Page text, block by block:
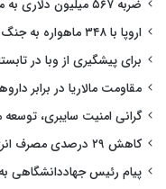
ضربه ۵۶۷ میلیون دلاری به متا؛ اینستاگرام زیر تیغ دادگاه
اروپا با ۳۴۸ ماهواره به جنگ انحصار استارلینک می‌رود
برای پیشگیری از وبا در
مقاومت مالاریا در برابر
گرانی امنیت سایبری،
کاهش ۲۹ درصدی مصرف انرژی ساختمان‌ها با یک طراحی هوشمند
پیام رئیس جهاددانشگاهی